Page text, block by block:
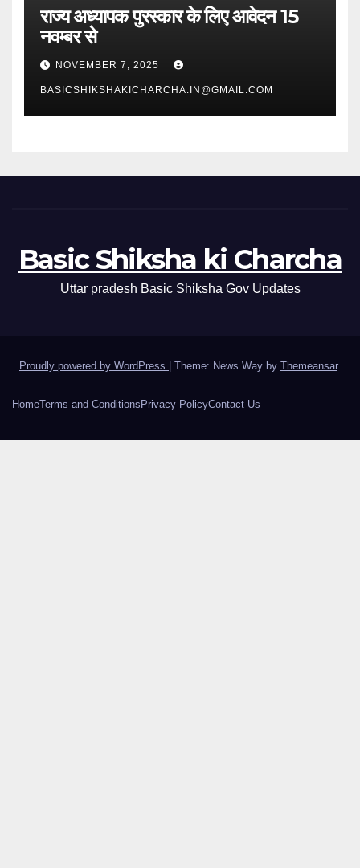
राज्य अध्यापक पुरस्कार के लिए आवेदन 15
नवम्बर से
NOVEMBER 7, 2025
BASICSHIKSHAKICHARCHA.IN@GMAIL.COM
Basic Shiksha ki Charcha
Uttar pradesh Basic Shiksha Gov Updates
Proudly powered by WordPress | Theme: News Way by Themeansar.
HomeTerms and Conditions Privacy PolicyContact Us